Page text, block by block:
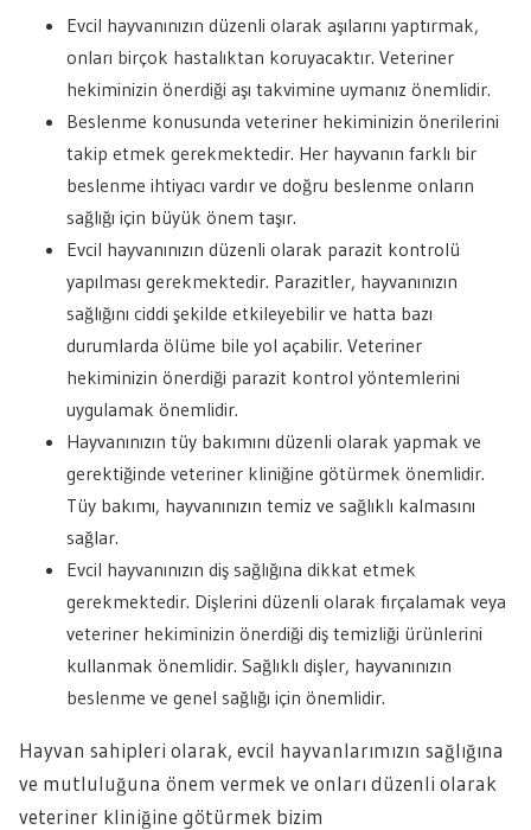
Evcil hayvanınızın düzenli olarak aşılarını yaptırmak,
onları birçok hastalıktan koruyacaktır. Veteriner
hekiminizin önerdiği aşı takvimine uymanız önemlidir.
Beslenme konusunda veteriner hekiminizin önerilerini
takip etmek gerekmektedir. Her hayvanın farklı bir
beslenme ihtiyacı vardır ve doğru beslenme onların
sağlığı için büyük önem taşır.
Evcil hayvanınızın düzenli olarak parazit kontrolü
yapılması gerekmektedir. Parazitler, hayvanınızın
sağlığını ciddi şekilde etkileyebilir ve hatta bazı
durumlarda ölüme bile yol açabilir. Veteriner
hekiminizin önerdiği parazit kontrol yöntemlerini
uygulamak önemlidir.
Hayvanınızın tüy bakımını düzenli olarak yapmak ve
gerektiğinde veteriner kliniğine götürmek önemlidir.
Tüy bakımı, hayvanınızın temiz ve sağlıklı kalmasını
sağlar.
Evcil hayvanınızın diş sağlığına dikkat etmek
gerekmektedir. Dişlerini düzenli olarak fırçalamak veya
veteriner hekiminizin önerdiği diş temizliği ürünlerini
kullanmak önemlidir. Sağlıklı dişler, hayvanınızın
beslenme ve genel sağlığı için önemlidir.
Hayvan sahipleri olarak, evcil hayvanlarımızın sağlığına
ve mutluluğuna önem vermek ve onları düzenli olarak
veteriner kliniğine götürmek bizim